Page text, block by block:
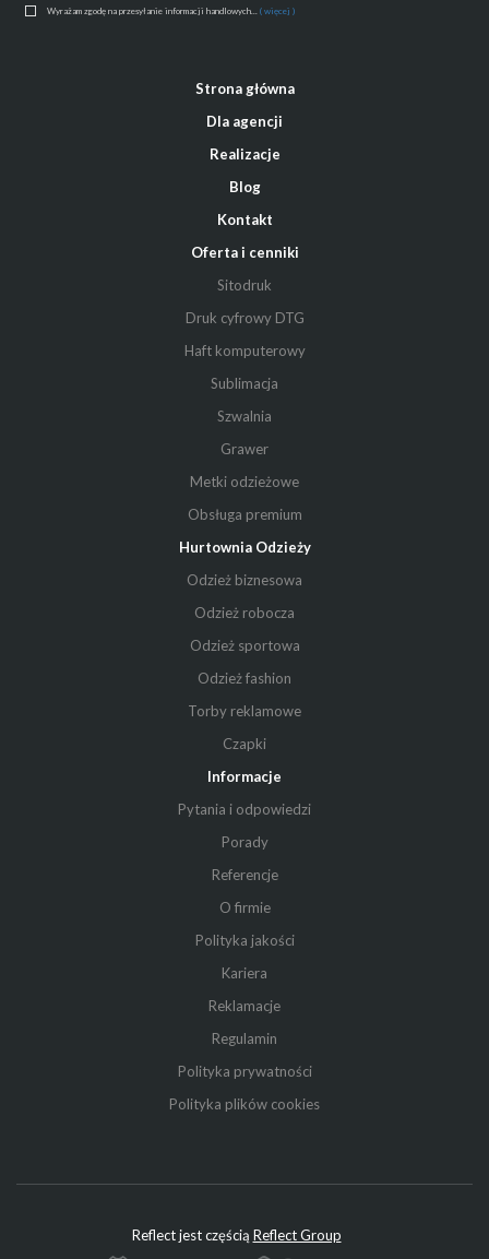
Wyrażam zgodę na przesyłanie informacji handlowych... ( więcej )
Strona główna
Dla agencji
Realizacje
Blog
Kontakt
Oferta i cenniki
Sitodruk
Druk cyfrowy DTG
Haft komputerowy
Sublimacja
Szwalnia
Grawer
Metki odzieżowe
Obsługa premium
Hurtownia Odzieży
Odzież biznesowa
Odzież robocza
Odzież sportowa
Odzież fashion
Torby reklamowe
Czapki
Informacje
Pytania i odpowiedzi
Porady
Referencje
O firmie
Polityka jakości
Kariera
Reklamacje
Regulamin
Polityka prywatności
Polityka plików cookies
Reflect jest częścią Reflect Group